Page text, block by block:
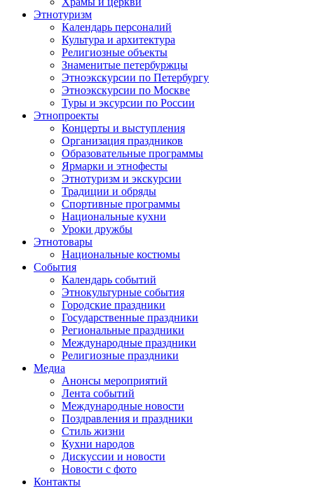
Этнотуризм
Календарь персоналий
Культура и архитектура
Религиозные объекты
Знаменитые петербуржцы
Этноэкскурсии по Петербургу
Этноэкскурсии по Москве
Туры и эксурсии по России
Этнопроекты
Концерты и выступления
Организация праздников
Образовательные программы
Ярмарки и этнофесты
Этнотуризм и экскурсии
Традиции и обряды
Спортивные программы
Национальные кухни
Уроки дружбы
Этнотовары
Национальные костюмы
События
Календарь событий
Этнокультурные события
Городские праздники
Государственные праздники
Региональные праздники
Международные праздники
Религиозные праздники
Медиа
Анонсы мероприятий
Лента событий
Международные новости
Поздравления и праздники
Cтиль жизни
Кухни народов
Дискуссии и новости
Новости с фото
Контакты